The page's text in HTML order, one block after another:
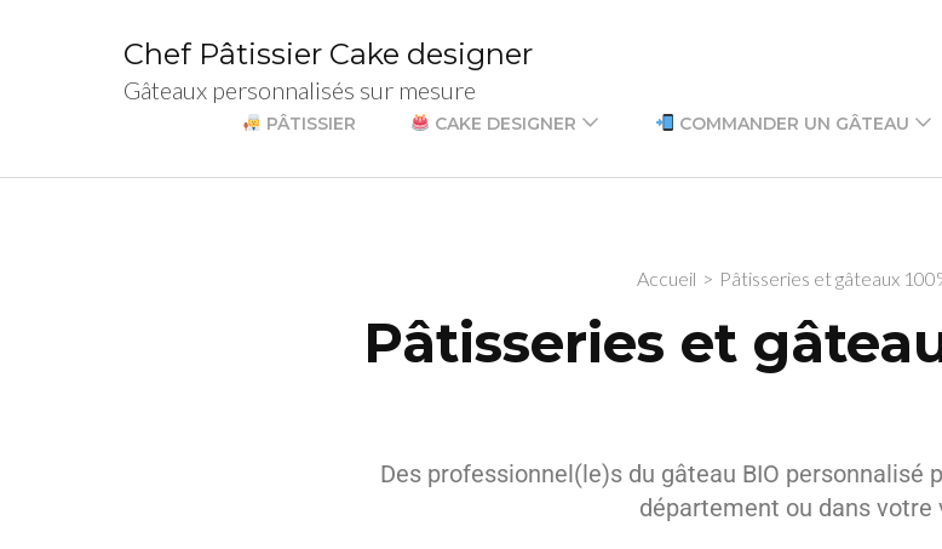
Chef Pâtissier Cake designer
Gâteaux personnalisés sur mesure
PÂTISSIER CAKE DESIGNER COMMANDER UN GÂTEAU
Accueil > Pâtisseries et gâteaux
Pâtisseries et
Des professionnel(le)s du gâteau BIO personnalisé
département ou dans votre